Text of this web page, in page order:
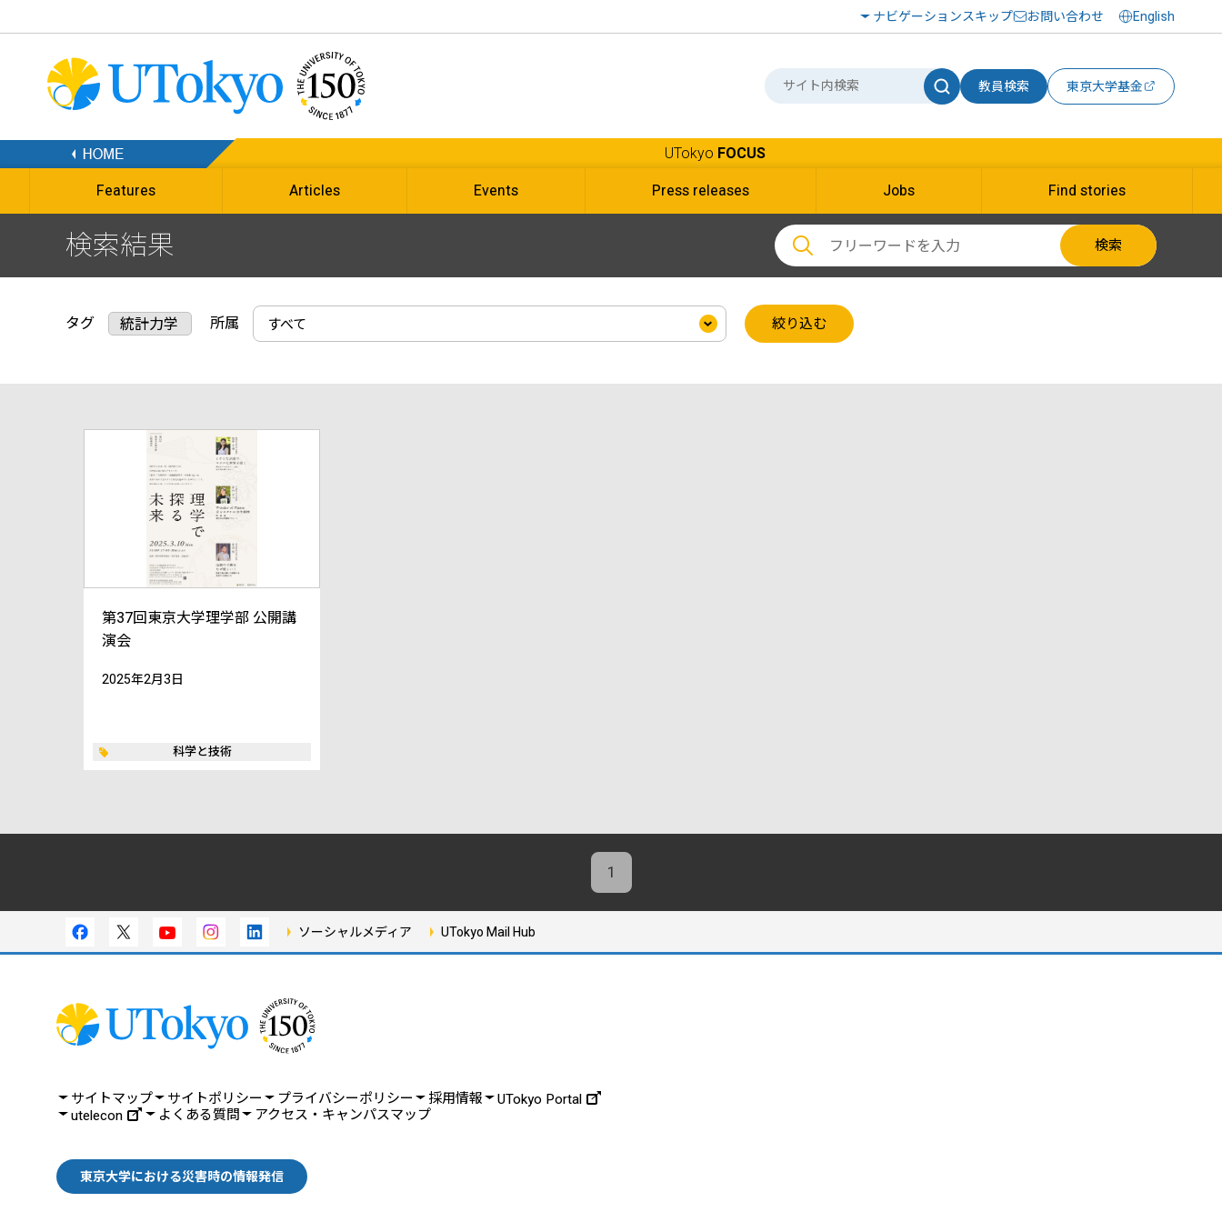
ナビゲーションスキップ お問い合わせ English
教員検索 東京大学基金
UTokyo FOCUS
Features Articles Events Press releases Jobs Find stories
検索結果 検索
タグ 統計力学 所属 絞り込む
第37回東京大学理学部 公開講
演会
2025年2月3日
科学と技術
1
ソーシャルメディア UTokyo Mail Hub
サイトマップ サイトポリシー プライバシーポリシー 採用情報
UTokyo Portal
utelecon
よくある質問 アクセス・キャンパスマップ
東京大学における災害時の情報発信